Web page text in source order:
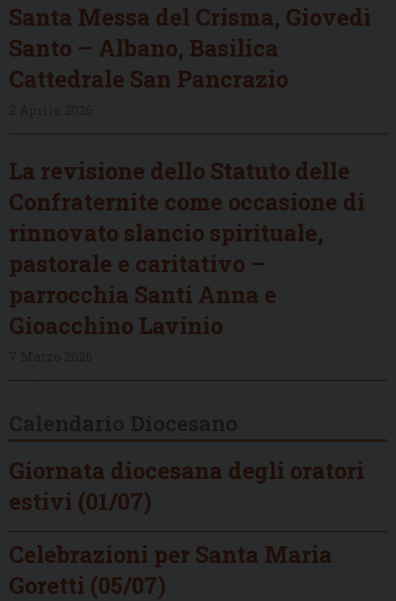
Santa Messa del Crisma, Giovedì
Santo – Albano, Basilica
Cattedrale San Pancrazio
La revisione dello Statuto delle
Confraternite come occasione di
rinnovato slancio spirituale,
pastorale e caritativo –
parrocchia Santi Anna e
Gioacchino Lavinio
Giornata diocesana degli oratori
estivi (01/07)
Celebrazioni per Santa Maria
Goretti (05/07)